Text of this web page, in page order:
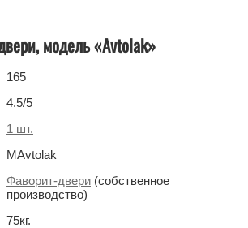
модель «Avtolak»
165
4.5/5
1 шт.
MAvtolak
Фаворит-двери (собственное
производство)
75кг.